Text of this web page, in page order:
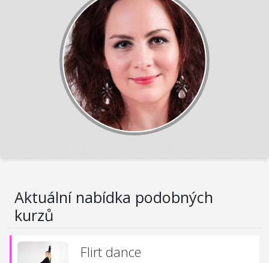
Aktuální nabídka podobných
kurzů
Flirt dance